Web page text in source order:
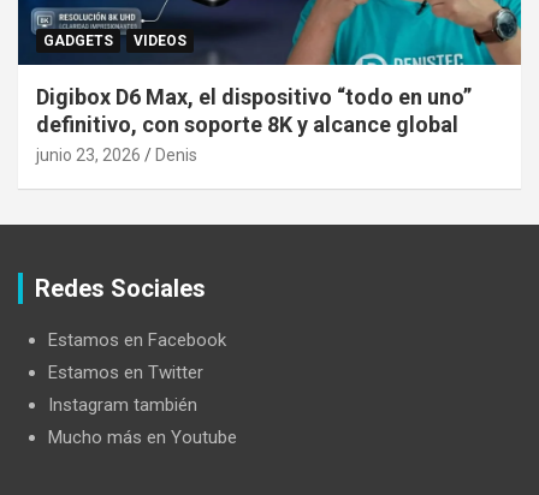
GADGETS VIDEOS
Digibox D6 Max, el dispositivo “todo en uno”
definitivo, con soporte 8K y alcance global
junio 23, 2026 Denis
Redes Sociales
Estamos en Facebook
Estamos en Twitter
Instagram también
Mucho más en Youtube